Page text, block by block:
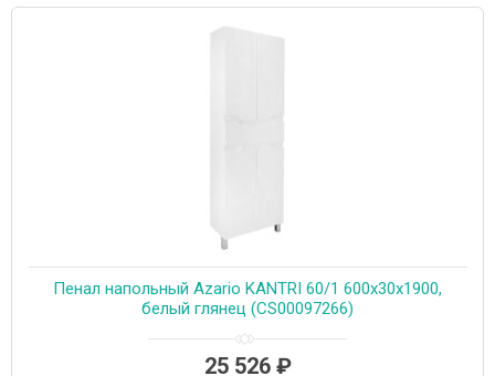
Пенал напольный Azario KANTRI 60/1 600х30х1900,
белый глянец (CS00097266)
25 526 ₽